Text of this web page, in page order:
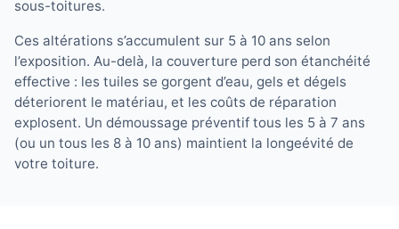
sous-toitures.
Ces altérations s’accumulent sur 5 à 10 ans selon
l’exposition. Au-delà, la couverture perd son étanchéité
effective : les tuiles se gorgent d’eau, gels et dégels
déteriorent le matériau, et les coûts de réparation
explosent. Un démoussage préventif tous les 5 à 7 ans
(ou un tous les 8 à 10 ans) maintient la longeévité de
votre toiture.